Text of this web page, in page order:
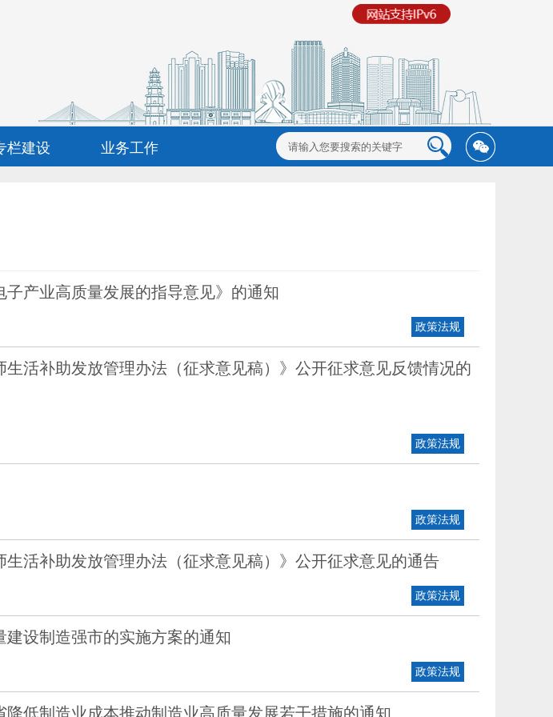
栏建设 业务工作
产业高质量发展的指导意见》的通知
政策法规
活补助发放管理办法（征求意见稿）》公开征求意见反馈情况的
政策法规
政策法规
活补助发放管理办法（征求意见稿）》公开征求意见的通告
政策法规
设制造强市的实施方案的通知
政策法规
低制造业成本推动制造业高质量发展若干措施的通知